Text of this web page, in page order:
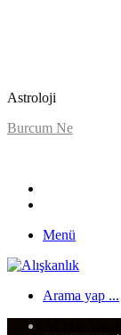
Astroloji
Burcum Ne
Arama yap ...